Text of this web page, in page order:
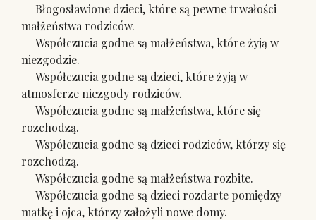
Błogosławione dzieci, które są pewne trwałości
małżeństwa rodziców.
Współczucia godne są małżeństwa, które żyją w
niezgodzie.
Współczucia godne są dzieci, które żyją w
atmosferze niezgody rodziców.
Współczucia godne są małżeństwa, które się
rozchodzą.
Współczucia godne są dzieci rodziców, którzy się
rozchodzą.
Współczucia godne są małżeństwa rozbite.
Współczucia godne są dzieci rozdarte pomiędzy
matkę i ojca, którzy założyli nowe domy.